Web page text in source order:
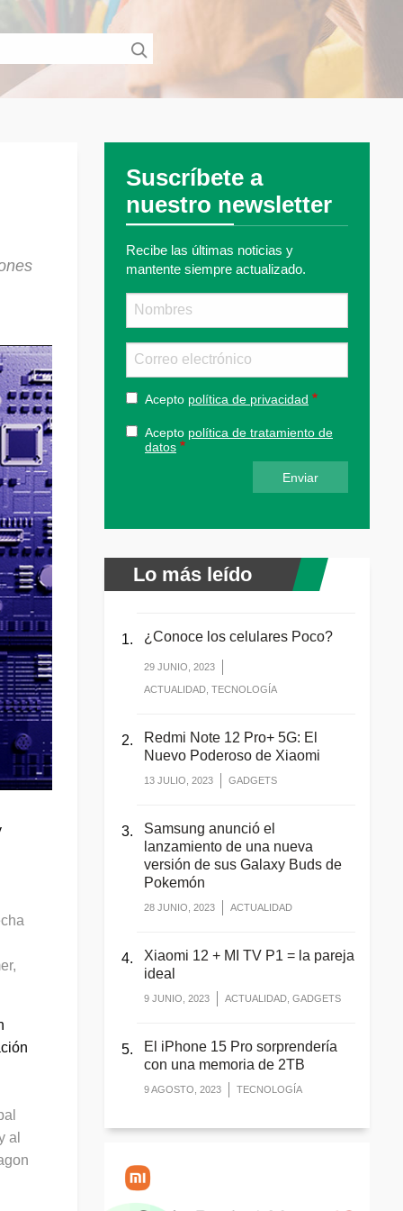
al
Suscríbete a
nuestro newsletter
Recibe las últimas noticias y
mantente siempre actualizado.
Acepto política de privacidad
Acepto política de tratamiento de
datos
Lo más leído
¿Conoce los celulares Poco?
29 JUNIO, 2023
ACTUALIDAD, TECNOLOGÍA
Redmi Note 12 Pro+ 5G: El
Nuevo Poderoso de Xiaomi
13 JULIO, 2023 GADGETS
Samsung anunció el
lanzamiento de una nueva
versión de sus Galaxy Buds de
Pokemón
28 JUNIO, 2023 ACTUALIDAD
Xiaomi 12 + MI TV P1 = la pareja
ideal
9 JUNIO, 2023 ACTUALIDAD, GADGETS
El iPhone 15 Pro sorprendería
con una memoria de 2TB
9 AGOSTO, 2023 TECNOLOGÍA